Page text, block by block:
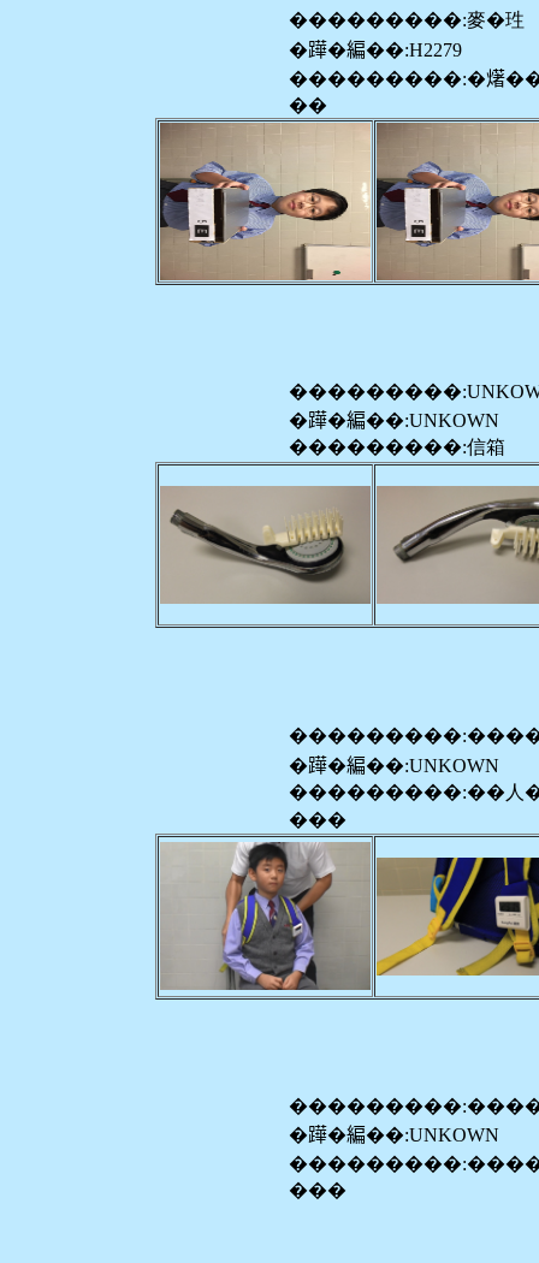
���������:麥�珄
�𨅯�編��:H2279
��
�𨅯�編��:UNKOWN
���������:信箱
�𨅯�編��:UNKOWN
���������:��人�
���
�𨅯�編��:UNKOWN
���